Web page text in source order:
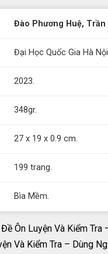
Đào Phương Huệ,
Đại Học Quốc Gia Hà
2023.
348gr.
27 x 19 x 0.9 cm.
199 trang.
Bìa Mềm.
Ôn Luyện Và Kiểm
Và Kiểm Tra – Dùng